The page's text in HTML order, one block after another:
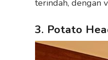
terindah, dengan
3. Potato